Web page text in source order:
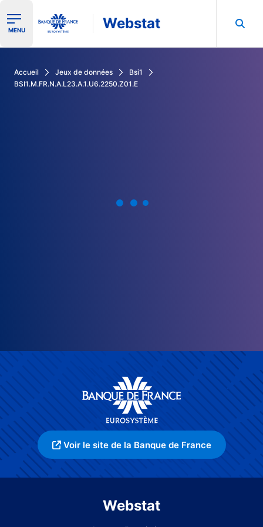
Ouvrir le menu de navigation
MENU Webstat
Accueil Jeux de données
Bsi1
BSI1.M.FR.N.A.L23.A.1.U6.2250.Z01.E
Voir le site de la Banque de France
Webstat